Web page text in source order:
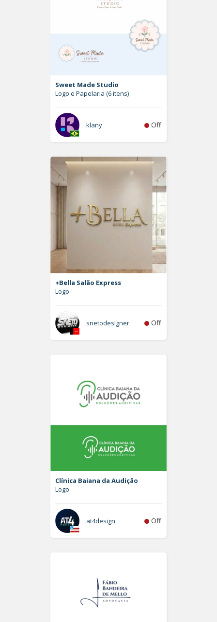
Sweet Made Studio
Logo e Papelaria (6 itens)
klany Off
+Bella Salão Express
Logo
snetodesigner Off
Clínica Baiana da Audição
Logo
at4design Off